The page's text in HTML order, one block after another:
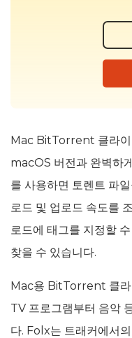
Mac BitTorrent 클라이
macOS 버전과 완벽하
를 사용하면 토렌트 파
로드 및 업로드 속도를
로드에 태그를 지정할
찾을 수 있습니다.
Mac용 BitTorrent 클라
TV 프로그램부터 음악
다. Folx는 트래커에서